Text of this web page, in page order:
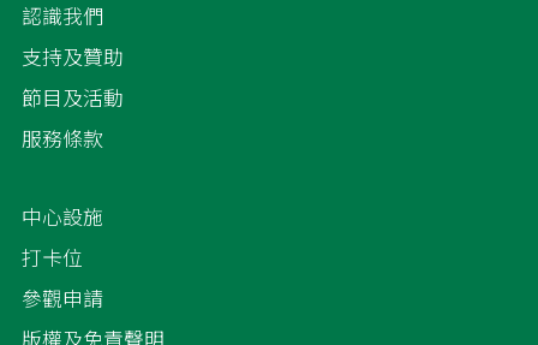
認識我們
支持及贊助
節目及活動
服務條款
中心設施
打卡位
參觀申請
版權及免責聲明